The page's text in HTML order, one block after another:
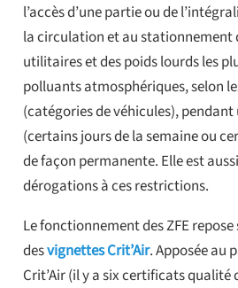
l’accès d’une partie ou de
la circulation et au stationnement
utilitaires et des poids lourds les
polluants atmosphériques, selon
(catégories de véhicules),
(certains jours de la semaine ou
de façon permanente. Elle est
dérogations à ces restrictions.
Le fonctionnement des ZFE
desvignettes Crit’Air. Apposée au
Crit’Air (il y a six certificats qualité